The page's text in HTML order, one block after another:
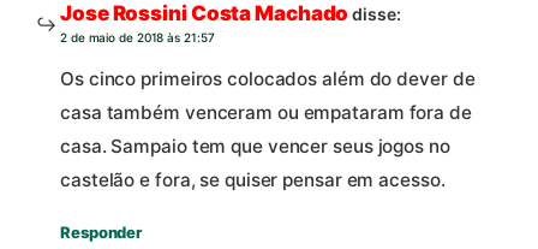
Jose Rossini Costa Machado disse:
2 de maio de 2018 às 21:57
Os cinco primeiros colocados além do dever de
casa também venceram ou empataram fora de
casa. Sampaio tem que vencer seus jogos no
castelão e fora, se quiser pensar em acesso.
Responder